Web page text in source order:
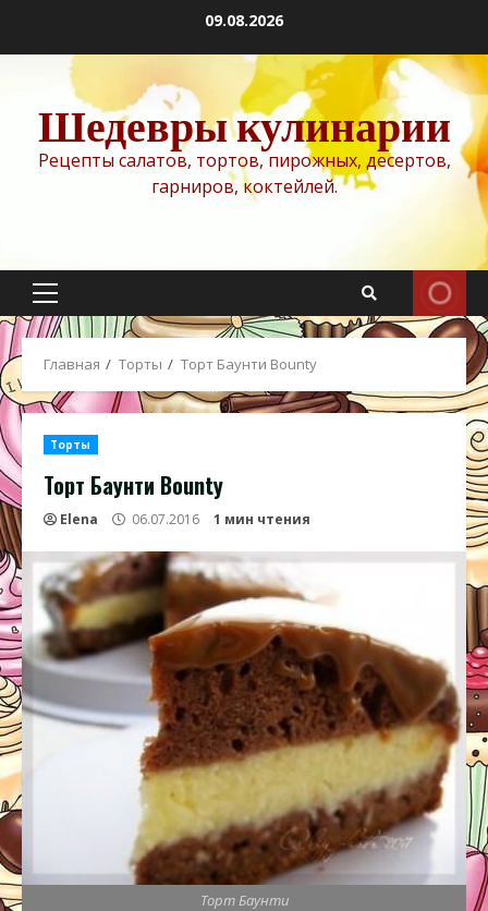
содержимому
09.08.2026
Шедевры кулинарии
Рецепты салатов, тортов, пирожных, десертов,
гарниров, коктейлей.
Основное
меню
Главная Торты Торт Баунти Bounty
Торты
Торт Баунти Bounty
Elena 06.07.2016 1 мин чтения
Торт Баунти